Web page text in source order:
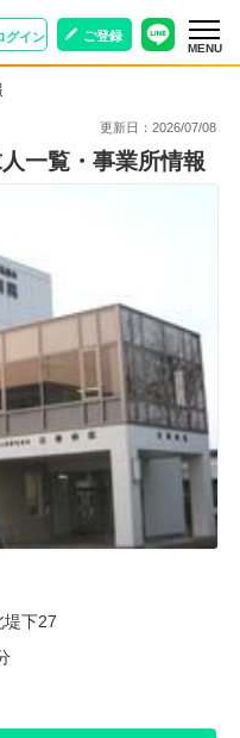
グイン ご登録
MENU
更新日： 2026/07/08
一覧・事業所情報
堤下27